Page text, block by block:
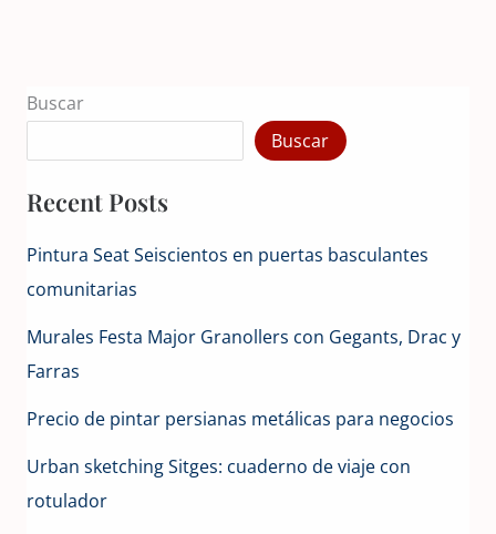
Buscar
Buscar
Recent Posts
Pintura Seat Seiscientos en puertas basculantes
comunitarias
Murales Festa Major Granollers con Gegants, Drac y
Farras
Precio de pintar persianas metálicas para negocios
Urban sketching Sitges: cuaderno de viaje con
rotulador